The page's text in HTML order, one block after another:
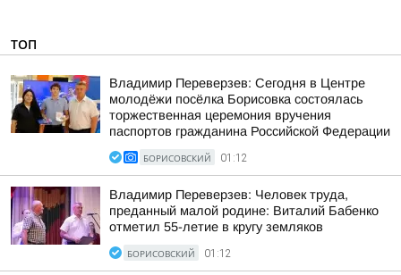
ТОП
Владимир Переверзев: Сегодня в Центре
молодёжи посёлка Борисовка состоялась
торжественная церемония вручения
паспортов гражданина Российской Федерации
БОРИСОВСКИЙ 01:12
Владимир Переверзев: Человек труда,
преданный малой родине: Виталий Бабенко
отметил 55-летие в кругу земляков
БОРИСОВСКИЙ 01:12